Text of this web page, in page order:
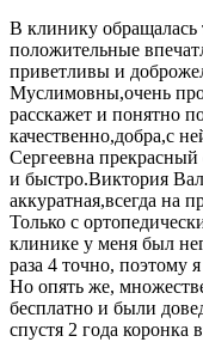
В клинику обращалась
положительные
приветливы и
Муслимовны,очень
расскажет и понятно
качественно,добра,с
Сергеевна
и быстро.Виктория
аккуратная,всегда на
Только с
клинике у меня был
раза 4 точно, поэтому
Но опять же,
бесплатно и были
спустя 2 года коронка